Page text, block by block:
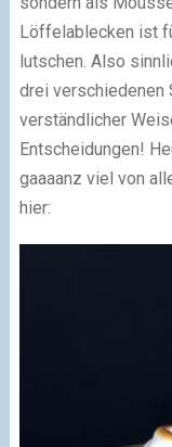
Löffelablecken ist
lutschen. Also
drei verschiedenen
verständlicher
Entscheidungen!
gaaaanz viel von
hier: